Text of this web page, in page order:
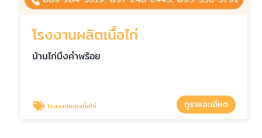
โรงงานผลิตเนื้อไก่
บ้านไก่บึงคำพร้อย
โรงงานผลิตเนื้อไก่ ดูรายละเอียด